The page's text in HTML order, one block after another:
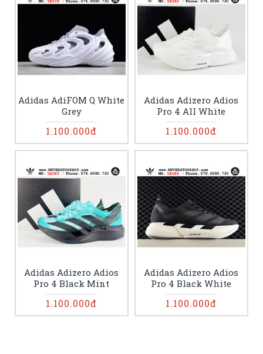
Adidas AdiFOM Q White
Grey
1.100.000đ
Adidas Adizero Adios
Pro 4 All White
1.100.000đ
Adidas Adizero Adios
Pro 4 Black Mint
1.100.000đ
Adidas Adizero Adios
Pro 4 Black White
1.100.000đ